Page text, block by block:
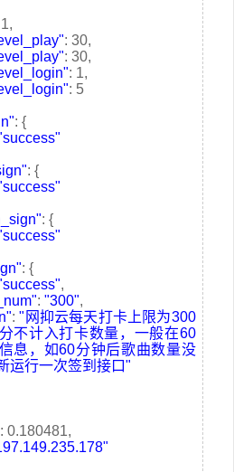
: 30,
: 30,
: 1,
: 5
: {
: {
: {
: {
,
: "300",
:"网抑云每天打卡上限为300
不计入打卡数量，一般在60
息，如60分钟后歌曲数量没
运行一次签到接口"
: 0.180481,